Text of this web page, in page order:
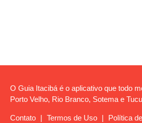
O Guia Itacibá é o aplicativo que todo
Porto Velho, Rio Branco, Sotema e
Contato | Termos de Uso | Política